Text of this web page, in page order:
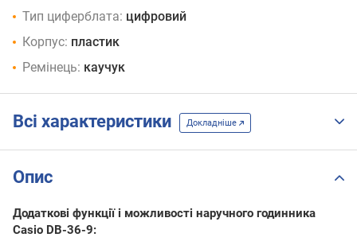
Тип циферблата: цифровий
Корпус: пластик
Ремінець: каучук
Всі характеристики Докладніше
Опис
Додаткові функції і можливості наручного годинника
Casio DB-36-9: